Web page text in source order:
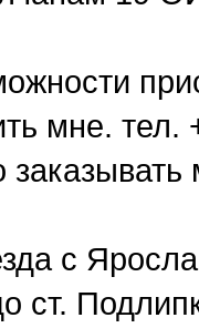
мне. тел.
заказывать
с
ст.